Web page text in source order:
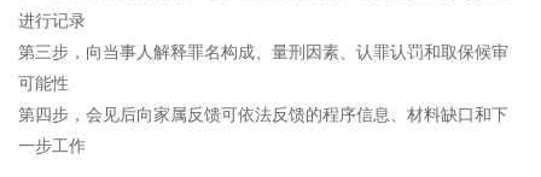
进行记录
第三步，向当事人解释罪名构成、量刑因素、认罪认罚和取保候审
可能性
第四步，会见后向家属反馈可依法反馈的程序信息、材料缺口和下
一步工作